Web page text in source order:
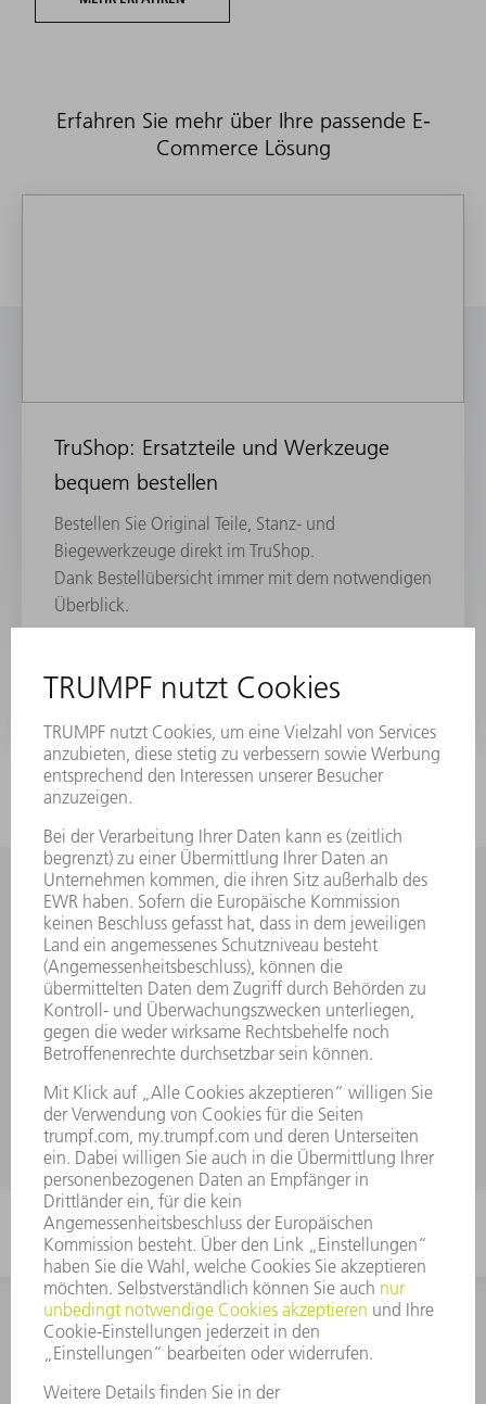
Erfahren Sie mehr über Ihre passende E-
Commerce Lösung
TruShop: Ersatzteile und Werkzeuge
bequem bestellen
Bestellen Sie Original Teile, Stanz- und
Biegewerkzeuge direkt im TruShop.
Dank Bestellübersicht immer mit dem notwendigen
Überblick.​
MEHR ERFAHREN
Sie haben noch keinen MyTRUMPF Account?
Jetzt registrieren.
Registrieren Sie sich kostenlos für MyTRUMPF und nutzen Sie
hilfreiche Funktionen zur digitalen Verwaltung Ihres TRUMPF
Maschinen- und Softwareparks.
MEHR ERFAHREN